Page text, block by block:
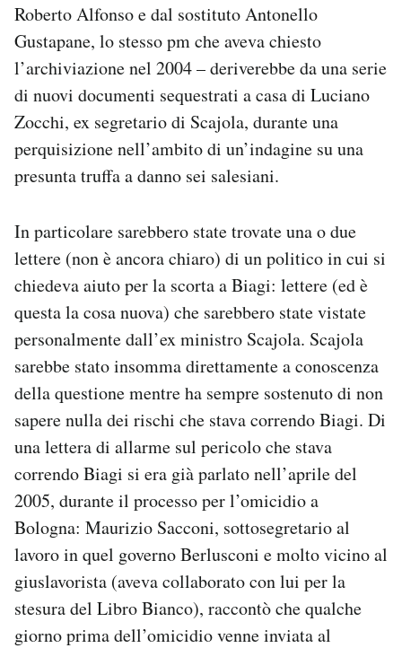
Roberto Alfonso e dal sostituto Antonello
Gustapane, lo stesso pm che aveva chiesto
l’archiviazione nel 2004 – deriverebbe da una serie
di nuovi documenti sequestrati a casa di Luciano
Zocchi, ex segretario di Scajola, durante una
perquisizione nell’ambito di un’indagine su una
presunta truffa a danno sei salesiani.
In particolare sarebbero state trovate una o due
lettere (non è ancora chiaro) di un politico in cui si
chiedeva aiuto per la scorta a Biagi: lettere (ed è
questa la cosa nuova) che sarebbero state vistate
personalmente dall’ex ministro Scajola. Scajola
sarebbe stato insomma direttamente a conoscenza
della questione mentre ha sempre sostenuto di non
sapere nulla dei rischi che stava correndo Biagi. Di
una lettera di allarme sul pericolo che stava
correndo Biagi si era già parlato nell’aprile del
2005, durante il processo per l’omicidio a
Bologna: Maurizio Sacconi, sottosegretario al
lavoro in quel governo Berlusconi e molto vicino al
giuslavorista (aveva collaborato con lui per la
stesura del Libro Bianco), raccontò che qualche
giorno prima dell’omicidio venne inviata al